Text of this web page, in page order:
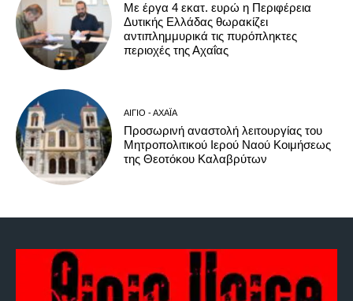
Με έργα 4 εκατ. ευρώ η Περιφέρεια
Δυτικής Ελλάδας θωρακίζει
αντιπλημμυρικά τις πυρόπληκτες
περιοχές της Αχαΐας
ΑΊΓΙΟ - ΑΧΑΪ́Α
Προσωρινή αναστολή λειτουργίας του
Μητροπολιτικού Ιερού Ναού Κοιμήσεως
της Θεοτόκου Καλαβρύτων